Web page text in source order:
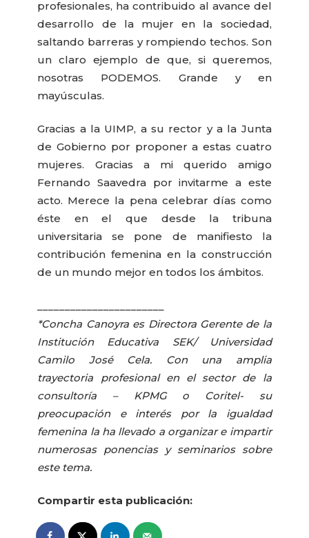
profesionales, ha contribuido al avance del
desarrollo de la mujer en la sociedad,
saltando barreras y rompiendo techos. Son
un claro ejemplo de que, si queremos,
nosotras PODEMOS. Grande y en
mayúsculas.
Gracias a la UIMP, a su rector y a la Junta
de Gobierno por proponer a estas cuatro
mujeres. Gracias a mi querido amigo
Fernando Saavedra por invitarme a este
acto. Merece la pena celebrar días como
éste en el que desde la tribuna
universitaria se pone de manifiesto la
contribución femenina en la construcción
de un mundo mejor en todos los ámbitos.
*Concha Canoyra es Directora Gerente de la
Institución Educativa SEK/ Universidad
Camilo José Cela. Con una amplia
trayectoria profesional en el sector de la
consultoría – KPMG o Coritel- su
preocupación e interés por la igualdad
femenina la ha llevado a organizar e impartir
numerosas ponencias y seminarios sobre
este tema.
Compartir esta publicación: